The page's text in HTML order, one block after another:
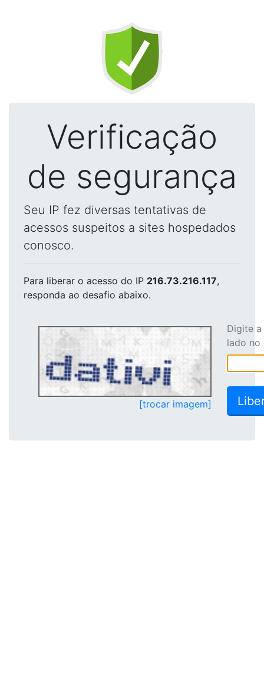
Verificação
de segurança
Seu IP fez diversas tentativas de
acessos suspeitos a sites hospedados
conosco.
Para liberar o acesso do IP 216.73.216.117,
responda ao desafio abaixo.
[trocar imagem]
Digite
lado no